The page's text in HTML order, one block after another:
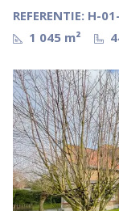
REFERENTIE: H-
1 045 m²